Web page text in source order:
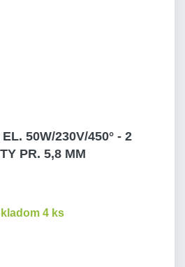
50W/230V/450° - 2
PR. 5,8 MM
4 ks